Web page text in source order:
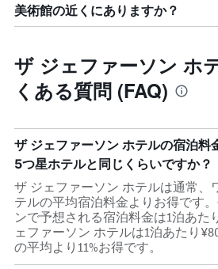
美術館の近くにありますか？
ザ ジェファーソン ホ
くある質問 (FAQ)
ザ ジェファーソン ホテルの宿泊料
5つ星ホテルと同じくらいですか？
ザ ジェファーソン ホテルは通常、
テルの平均宿泊料金よりお得です
ンで予想される宿泊料金は1泊あた
ェファーソン ホテルは1泊あたり
の平均より11%お得です。